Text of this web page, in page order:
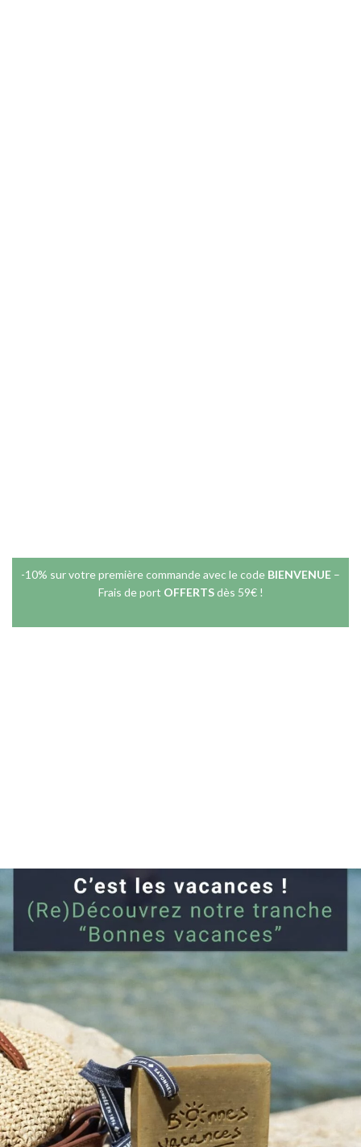
-10% sur votre première commande avec le code BIENVENUE –
Frais de port OFFERTSdès 59€ !